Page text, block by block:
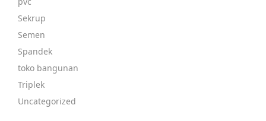
Sekrup
Semen
Spandek
toko bangunan
Triplek
Uncategorized